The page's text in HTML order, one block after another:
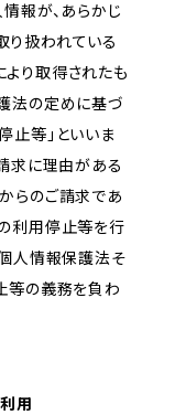
報が、あらかじ
り扱われている
り取得されたも
法の定めに基づ
止等」といいま
求に理由がある
らのご請求であ
利用停止等を行
個人情報保護法そ
等の義務を負わ
用